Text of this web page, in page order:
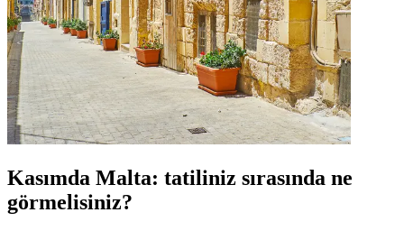
Kasımda Malta: tatiliniz sırasında ne
görmelisiniz?